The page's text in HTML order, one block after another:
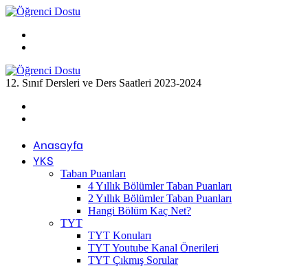
...
12. Sınıf Dersleri ve Ders Saatleri 2023-2024
Anasayfa
YKS
Taban Puanları
4 Yıllık Bölümler Taban Puanları
2 Yıllık Bölümler Taban Puanları
Hangi Bölüm Kaç Net?
TYT
TYT Konuları
TYT Youtube Kanal Önerileri
TYT Çıkmış Sorular